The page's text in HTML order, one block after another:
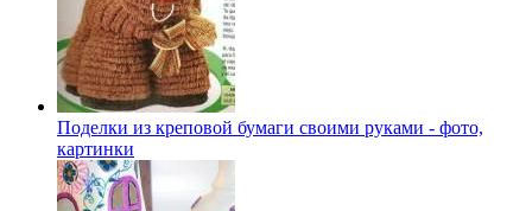
Поделки из креповой бумаги своими руками - фото,
картинки